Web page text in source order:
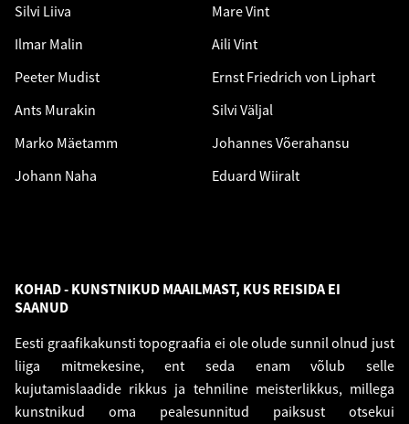
Silvi Liiva
Ilmar Malin
Peeter Mudist
Ants Murakin
Marko Mäetamm
Johann Naha
Mare Vint
Aili Vint
Ernst Friedrich von Liphart
Silvi Väljal
Johannes Võerahansu
Eduard Wiiralt
KOHAD - KUNSTNIKUD MAAILMAST, KUS REISIDA EI
SAANUD
Eesti graafikakunsti topograafia ei ole olude sunnil olnud just
liiga mitmekesine, ent seda enam võlub selle
kujutamislaadide rikkus ja tehniline meisterlikkus, millega
kunstnikud oma pealesunnitud paiksust otsekui